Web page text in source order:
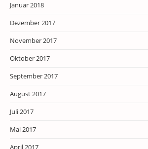
Januar 2018
Dezember 2017
November 2017
Oktober 2017
September 2017
August 2017
Juli 2017
Mai 2017
April 2017